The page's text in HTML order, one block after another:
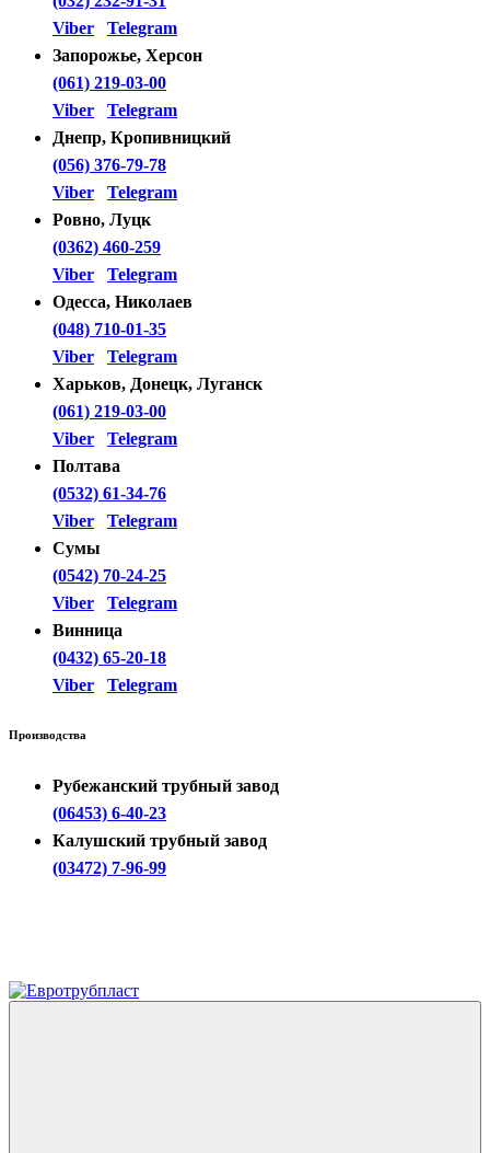
Viber
Telegram
Запорожье, Херсон
(061) 219-03-00
Viber
Telegram
Днепр, Кропивницкий
(056) 376-79-78
Viber
Telegram
Ровно, Луцк
(0362) 460-259
Viber
Telegram
Одесса, Николаев
(048) 710-01-35
Viber
Telegram
Харьков, Донецк, Луганск
(061) 219-03-00
Viber
Telegram
Полтава
(0532) 61-34-76
Viber
Telegram
Сумы
(0542) 70-24-25
Viber
Telegram
Винница
(0432) 65-20-18
Viber
Telegram
Производства
Рубежанский трубный завод
(06453) 6-40-23
Калушский трубный завод
(03472) 7-96-99